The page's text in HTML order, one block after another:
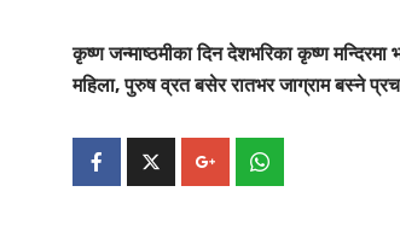
कृष्ण जन्माष्ठमीका दिन देशभरिका कृष्ण
महिला, पुरुष व्रत बसेर रातभर जाग्राम बस्ने